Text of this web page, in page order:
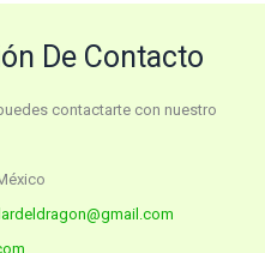
De Contacto
contactarte con nuestro